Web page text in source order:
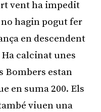
vent ha impedit
hagin pogut fer
en descendent
calcinat unes
Bombers estan
en suma 200. Els
viuen una